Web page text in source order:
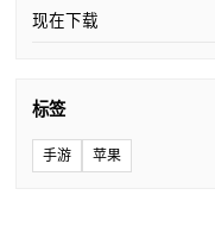
现在下载
标签
手游 苹果